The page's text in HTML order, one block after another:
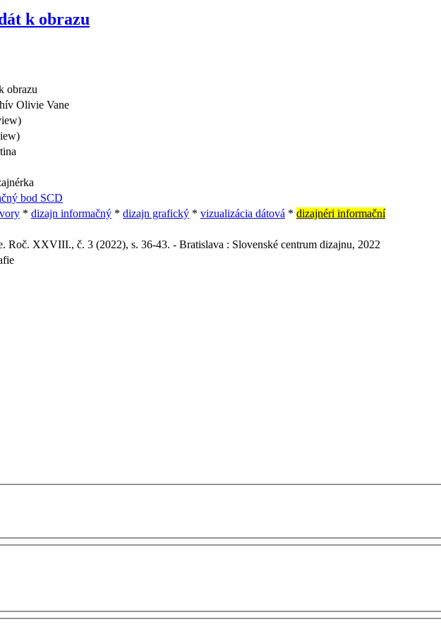
k obrazu
obrazu
Olivie Vane
bod SCD
* dizajn informačný * dizajn grafický * vizualizácia dátová * dizajnéri informační
Roč. XXVIII., č. 3 (2022), s. 36-43. - Bratislava : Slovenské centrum dizajnu, 2022